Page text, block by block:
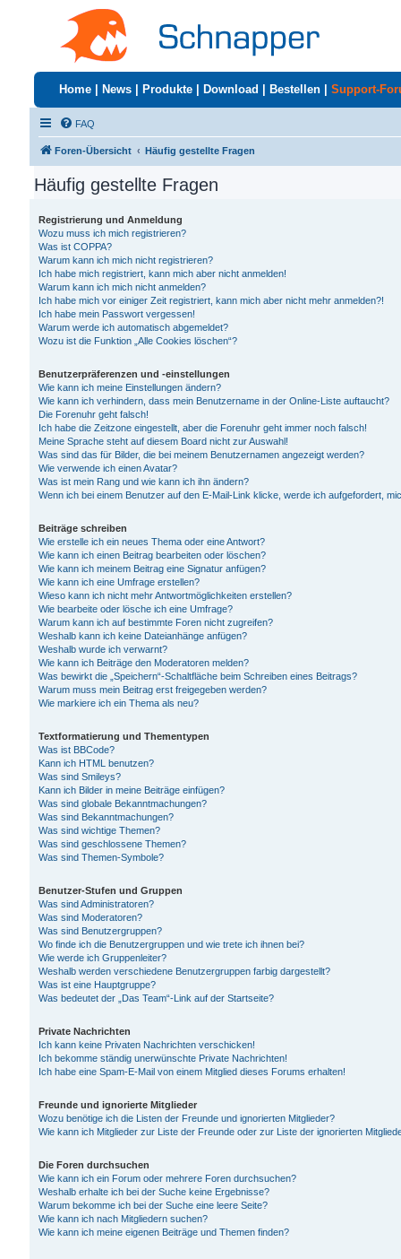
Home News Produkte Download Bestellen Support-
FAQ
Foren-Übersicht Häufig gestellte Fragen
Häufig gestellte Fragen
Registrierung und Anmeldung
Wozu muss ich mich registrieren?
Was ist COPPA?
Warum kann ich mich nicht registrieren?
Ich habe mich registriert, kann mich aber nicht anmelden!
Warum kann ich mich nicht anmelden?
Ich habe mich vor einiger Zeit registriert, kann mich aber nicht mehr anmelden?!
Ich habe mein Passwort vergessen!
Warum werde ich automatisch abgemeldet?
Wozu ist die Funktion „Alle Cookies löschen“?
Benutzerpräferenzen und -einstellungen
Wie kann ich meine Einstellungen ändern?
Wie kann ich verhindern, dass mein Benutzername in der Online-Liste auftaucht?
Die Forenuhr geht falsch!
Ich habe die Zeitzone eingestellt, aber die Forenuhr geht immer noch falsch!
Meine Sprache steht auf diesem Board nicht zur Auswahl!
Was sind das für Bilder, die bei meinem Benutzernamen angezeigt werden?
Wie verwende ich einen Avatar?
Was ist mein Rang und wie kann ich ihn ändern?
Wenn ich bei einem Benutzer auf den E-Mail-Link klicke, werde ich aufgefordert,
Beiträge schreiben
Wie erstelle ich ein neues Thema oder eine Antwort?
Wie kann ich einen Beitrag bearbeiten oder löschen?
Wie kann ich meinem Beitrag eine Signatur anfügen?
Wie kann ich eine Umfrage erstellen?
Wieso kann ich nicht mehr Antwortmöglichkeiten erstellen?
Wie bearbeite oder lösche ich eine Umfrage?
Warum kann ich auf bestimmte Foren nicht zugreifen?
Weshalb kann ich keine Dateianhänge anfügen?
Weshalb wurde ich verwarnt?
Wie kann ich Beiträge den Moderatoren melden?
Was bewirkt die „Speichern“-Schaltfläche beim Schreiben eines Beitrags?
Warum muss mein Beitrag erst freigegeben werden?
Wie markiere ich ein Thema als neu?
Textformatierung und Thementypen
Was ist BBCode?
Kann ich HTML benutzen?
Was sind Smileys?
Kann ich Bilder in meine Beiträge einfügen?
Was sind globale Bekanntmachungen?
Was sind Bekanntmachungen?
Was sind wichtige Themen?
Was sind geschlossene Themen?
Was sind Themen-Symbole?
Benutzer-Stufen und Gruppen
Was sind Administratoren?
Was sind Moderatoren?
Was sind Benutzergruppen?
Wo finde ich die Benutzergruppen und wie trete ich ihnen bei?
Wie werde ich Gruppenleiter?
Weshalb werden verschiedene Benutzergruppen farbig dargestellt?
Was ist eine Hauptgruppe?
Was bedeutet der „Das Team“-Link auf der Startseite?
Private Nachrichten
Ich kann keine Privaten Nachrichten verschicken!
Ich bekomme ständig unerwünschte Private Nachrichten!
Ich habe eine Spam-E-Mail von einem Mitglied dieses Forums erhalten!
Freunde und ignorierte Mitglieder
Wozu benötige ich die Listen der Freunde und ignorierten Mitglieder?
Wie kann ich Mitglieder zur Liste der Freunde oder zur Liste der ignorierten
Die Foren durchsuchen
Wie kann ich ein Forum oder mehrere Foren durchsuchen?
Weshalb erhalte ich bei der Suche keine Ergebnisse?
Warum bekomme ich bei der Suche eine leere Seite?
Wie kann ich nach Mitgliedern suchen?
Wie kann ich meine eigenen Beiträge und Themen finden?